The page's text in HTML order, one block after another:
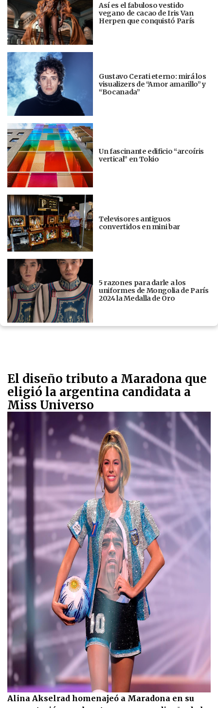
Así es el fabuloso vestido
vegano de cacao de Iris Van
Herpen que conquistó París
Gustavo Cerati eterno: mirá los
visualizers de “Amor amarillo” y
“Bocanada”
Un fascinante edificio “arcoíris
vertical” en Tokio
Televisores antiguos
convertidos en mini bar
5 razones para darle a los
uniformes de Mongolia de París
2024 la Medalla de Oro
El diseño tributo a Maradona que
eligió la argentina candidata a
Miss Universo
Alina Akselrad homenajeó a Maradona en su